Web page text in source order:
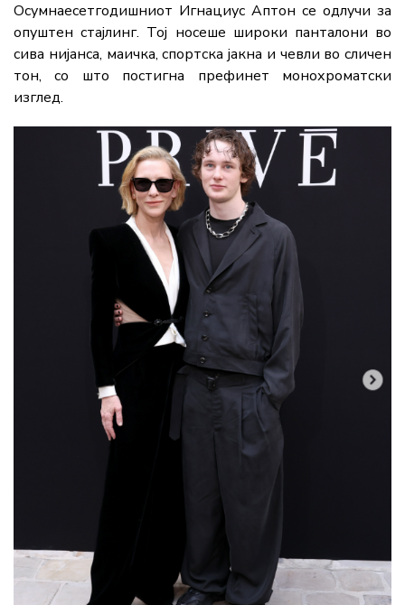
Осумнаесетгодишниот Игнациус Аптон се одлучи за
опуштен стајлинг. Тој носеше широки панталони во
сива нијанса, маичка, спортска јакна и чевли во сличен
тон, со што постигна префинет монохроматски
изглед.